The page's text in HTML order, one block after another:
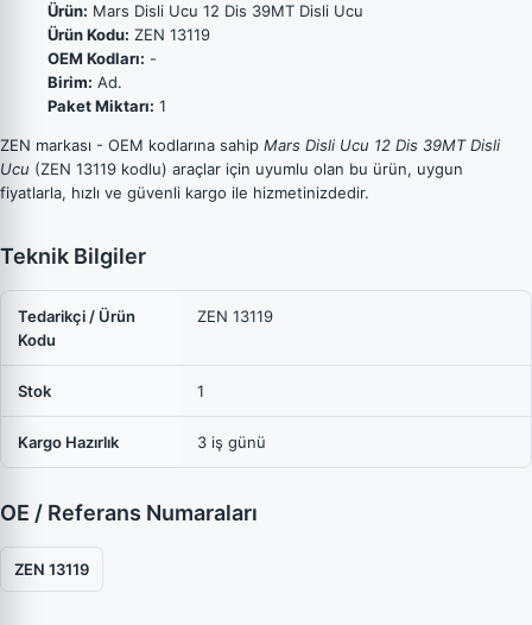
Ürün: Mars Disli Ucu 12 Dis 39MT Disli Ucu
Ürün Kodu: ZEN 13119
OEM Kodları: -
Birim: Ad.
Paket Miktarı: 1
ZEN markası - OEM kodlarına sahip Mars Disli Ucu 12 Dis 39MT Disli
Ucu (ZEN 13119 kodlu) araçlar için uyumlu olan bu ürün, uygun
fiyatlarla, hızlı ve güvenli kargo ile hizmetinizdedir.
Teknik Bilgiler
Tedarikçi / Ürün
Kodu
ZEN 13119
Stok 1
Kargo Hazırlık 3 iş günü
OE / Referans Numaraları
ZEN 13119